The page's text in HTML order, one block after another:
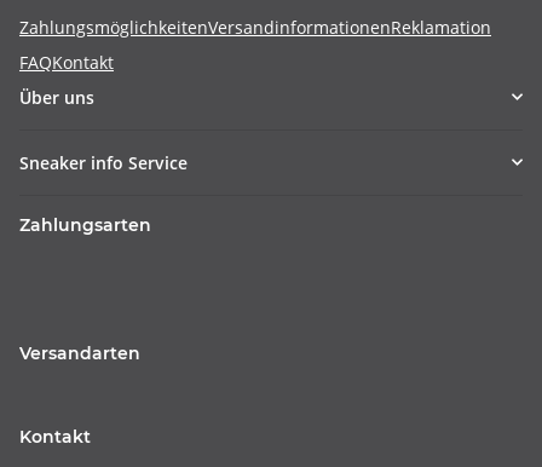
ZahlungsmöglichkeitenVersandinformationenReklamation
FAQKontakt
Über uns
Sneaker info Service
Zahlungsarten
Versandarten
Kontakt